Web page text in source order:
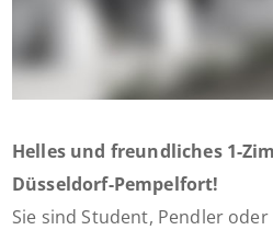
Helles und freundliches 1-
Düsseldorf-Pempelfort!
Sie sind Student, Pendler